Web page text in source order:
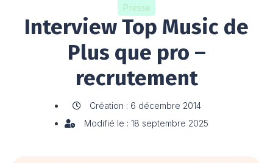
Presse
Interview Top Music de
Plus que pro –
recrutement
Création : 6 décembre 2014
Modifié le : 18 septembre 2025